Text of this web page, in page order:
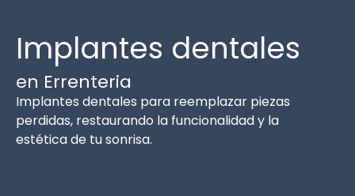
Implantes dentales
en Errenteria
Implantes dentales para reemplazar piezas
perdidas, restaurando la funcionalidad y la
estética de tu sonrisa.